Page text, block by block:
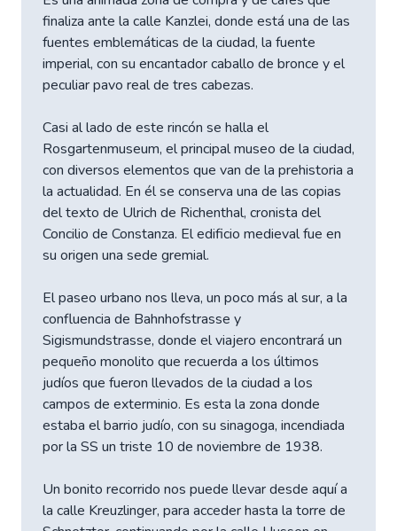
finaliza ante la calle Kanzlei, donde está una de las
fuentes emblemáticas de la ciudad, la fuente
imperial, con su encantador caballo de bronce y el
peculiar pavo real de tres cabezas.
Casi al lado de este rincón se halla el
Rosgartenmuseum, el principal museo de la ciudad,
con diversos elementos que van de la prehistoria a
la actualidad. En él se conserva una de las copias
del texto de Ulrich de Richenthal, cronista del
Concilio de Constanza. El edificio medieval fue en
su origen una sede gremial.
El paseo urbano nos lleva, un poco más al sur, a la
confluencia de Bahnhofstrasse y
Sigismundstrasse, donde el viajero encontrará un
pequeño monolito que recuerda a los últimos
judíos que fueron llevados de la ciudad a los
campos de exterminio. Es esta la zona donde
estaba el barrio judío, con su sinagoga, incendiada
por la SS un triste 10 de noviembre de 1938.
Un bonito recorrido nos puede llevar desde aquí a
la calle Kreuzlinger, para acceder hasta la torre de